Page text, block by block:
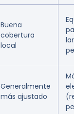
Buena
cobertura
local
Generalmente
más ajustado